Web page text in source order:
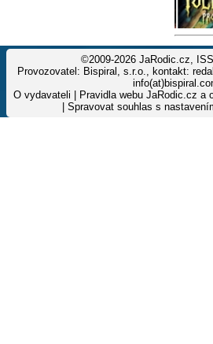
©2009-2026 JaRodic.cz,
Provozovatel: Bispiral, s.r.o., kontakt:
O vydavateli
Pravidla webu JaRodic.cz a
Spravovat souhlas s